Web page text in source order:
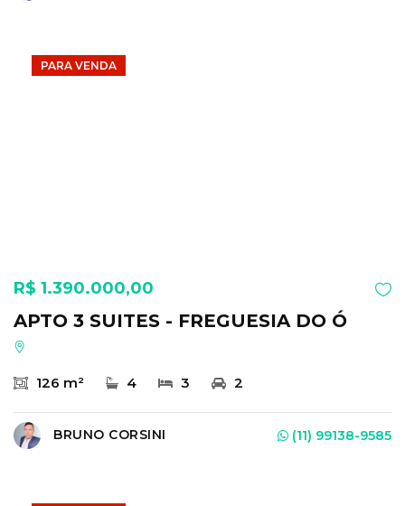
PARA VENDA
R$ 1.390.000,00
APTO 3 SUITES - FREGUESIA DO Ó
126 m² 4 3 2
BRUNO CORSINI (11) 99138-9585